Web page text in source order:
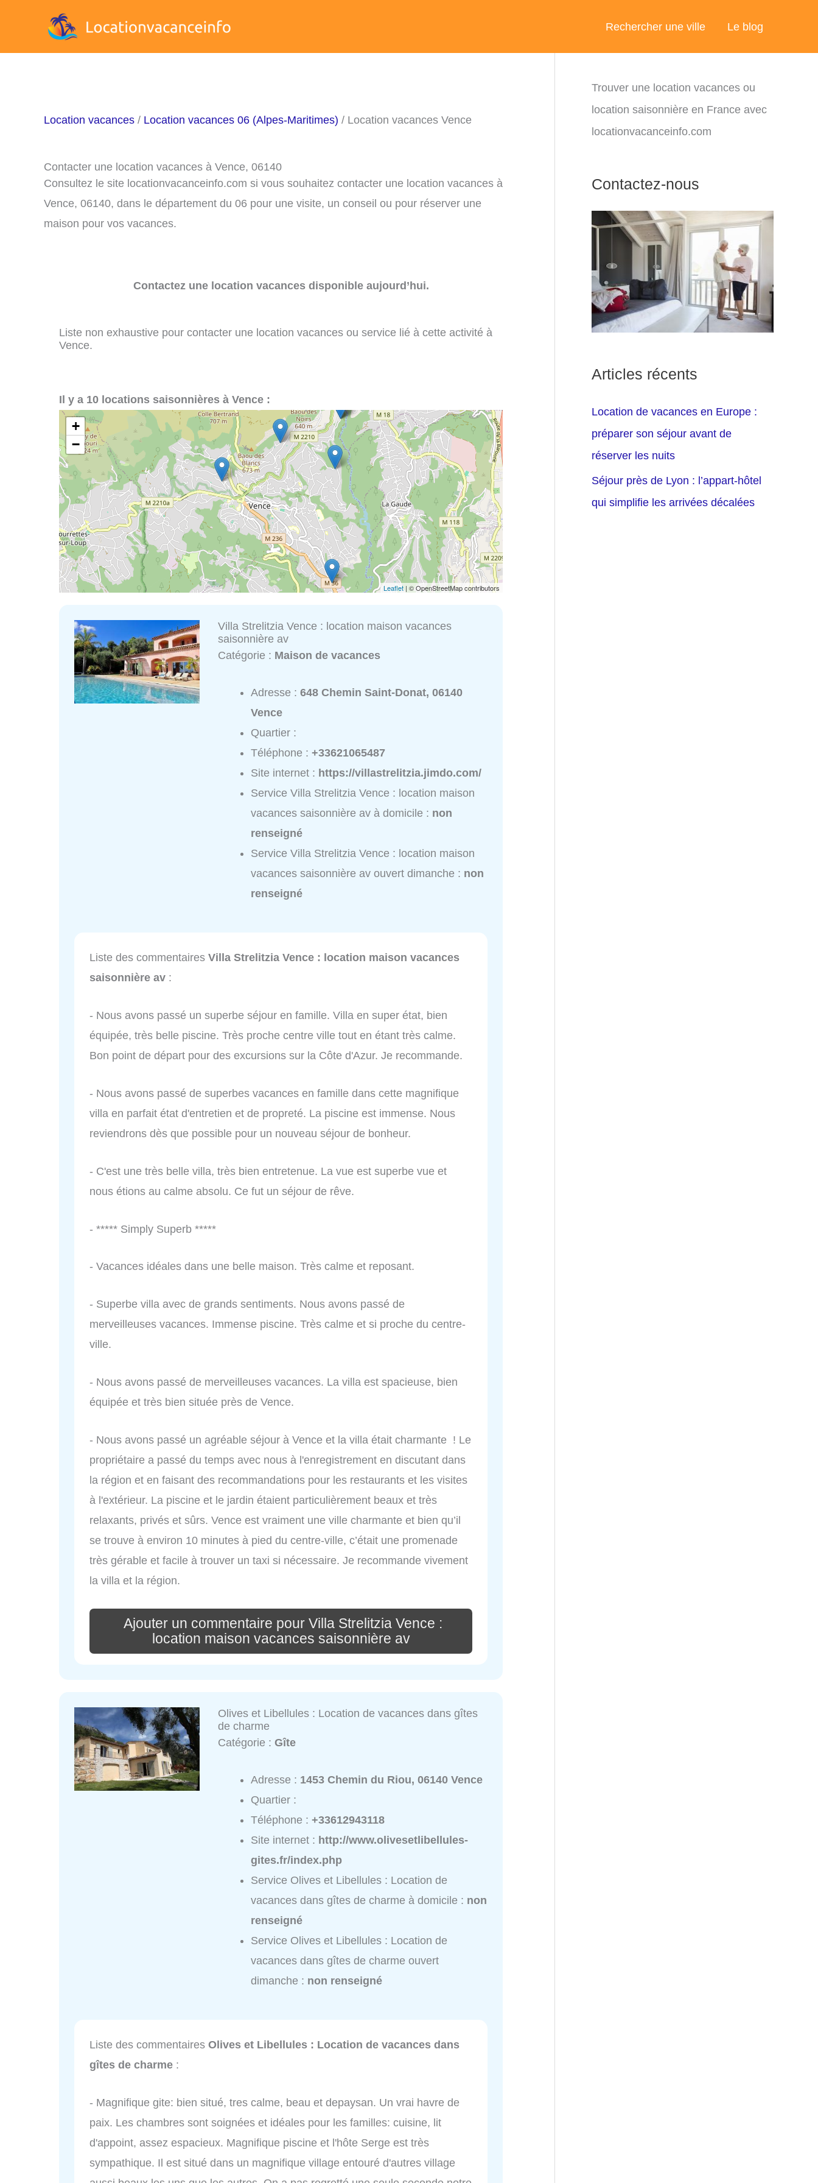
Rechercher une ville Le blog
Location vacances / Location vacances 06 (Alpes-Maritimes) / Location vacances Vence
Contacter une location vacances à Vence, 06140
Consultez le site locationvacanceinfo.com si vous souhaitez contacter une location vacances à
Vence, 06140, dans le département du 06 pour une visite, un conseil ou pour réserver une
maison pour vos vacances.
Contactez une location vacances disponible aujourd’hui.
Liste non exhaustive pour contacter une location vacances ou service lié à cette activité à
Vence.
Il y a 10 locations saisonnières à Vence :
+
−
Leaflet | © OpenStreetMap contributors
Villa Strelitzia Vence : location maison vacances
saisonnière av
Catégorie : Maison de vacances
Adresse :648 Chemin Saint-Donat, 06140
Vence
Quartier :
Téléphone :+33621065487
Site internet : https://villastrelitzia.jimdo.com/
Service Villa Strelitzia Vence : location maison
vacances saisonnière av à domicile : non
renseigné
Service Villa Strelitzia Vence : location maison
vacances saisonnière av ouvert dimanche : non
renseigné
Liste des commentaires Villa Strelitzia Vence : location maison vacances
saisonnière av :
- Nous avons passé un superbe séjour en famille. Villa en super état, bien
équipée, très belle piscine. Très proche centre ville tout en étant très calme.
Bon point de départ pour des excursions sur la Côte d'Azur. Je recommande.
- Nous avons passé de superbes vacances en famille dans cette magnifique
villa en parfait état d'entretien et de propreté. La piscine est immense. Nous
reviendrons dès que possible pour un nouveau séjour de bonheur.
- C'est une très belle villa, très bien entretenue. La vue est superbe vue et
nous étions au calme absolu. Ce fut un séjour de rêve.
- ***** Simply Superb *****
- Vacances idéales dans une belle maison. Très calme et reposant.
- Superbe villa avec de grands sentiments. Nous avons passé de
merveilleuses vacances. Immense piscine. Très calme et si proche du centre-
ville.
- Nous avons passé de merveilleuses vacances. La villa est spacieuse, bien
équipée et très bien située près de Vence.
- Nous avons passé un agréable séjour à Vence et la villa était charmante ! Le
propriétaire a passé du temps avec nous à l'enregistrement en discutant dans
la région et en faisant des recommandations pour les restaurants et les visites
à l'extérieur. La piscine et le jardin étaient particulièrement beaux et très
relaxants, privés et sûrs. Vence est vraiment une ville charmante et bien qu’il
se trouve à environ 10 minutes à pied du centre-ville, c’était une promenade
très gérable et facile à trouver un taxi si nécessaire. Je recommande vivement
la villa et la région.
Ajouter un commentaire pour Villa Strelitzia Vence :
location maison vacances saisonnière av
Olives et Libellules : Location de vacances dans gîtes
de charme
Catégorie :Gîte
Adresse : 1453 Chemin du Riou, 06140 Vence
Quartier :
Téléphone :+33612943118
Site internet : http://www.olivesetlibellules-
gites.fr/index.php
Service Olives et Libellules : Location de
vacances dans gîtes de charme à domicile : non
renseigné
Service Olives et Libellules : Location de
vacances dans gîtes de charme ouvert
dimanche : non renseigné
Liste des commentaires Olives et Libellules : Location de vacances dans
gîtes de charme :
- Magnifique gite: bien situé, tres calme, beau et depaysan. Un vrai havre de
paix. Les chambres sont soignées et idéales pour les familles: cuisine, lit
d'appoint, assez espacieux. Magnifique piscine et l'hôte Serge est très
sympathique. Il est situé dans un magnifique village entouré d'autres village
Trouver une location vacances ou
location saisonnière en France avec
locationvacanceinfo.com
Contactez-nous
Articles récents
Location de vacances en Europe :
préparer son séjour avant de
réserver les nuits
Séjour près de Lyon : l’appart-hôtel
qui simplifie les arrivées décalées